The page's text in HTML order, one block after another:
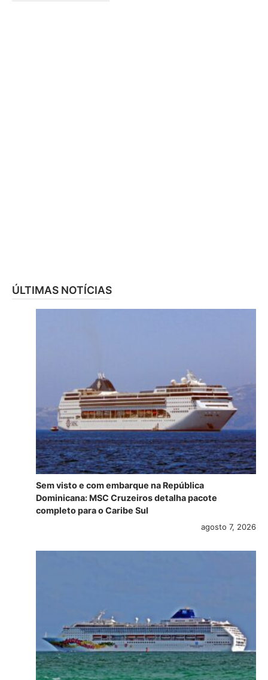
ÚLTIMAS NOTÍCIAS
Sem visto e com embarque na República
Dominicana: MSC Cruzeiros detalha pacote
completo para o Caribe Sul
agosto 7, 2026